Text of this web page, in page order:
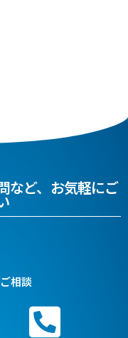
など、お気軽にご
相談